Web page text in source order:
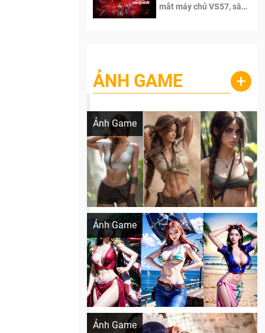
mắt máy chủ VS57, sân
ẢNH GAME +
Ảnh Game
Lala Croft vừa nóng vừa xinh dưới nét vẽ
Ảnh Game
Khi AI Cosplay gái đẹp One Piece
Ảnh Game
Cosplay Xiangling siêu cute